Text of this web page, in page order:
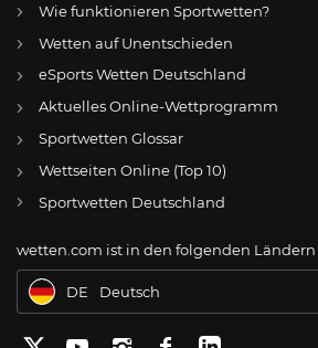
Wie funktionieren Sportwetten?
Wetten auf Unentschieden
eSports Wetten Deutschland
Aktuelles Online-Wettprogramm
Sportwetten Glossar
Wettseiten Online (Top 10)
Sportwetten Deutschland
wetten.com ist in den folgenden Ländern
AT Online Wetten Österreich
CH Online Glücksspiel Schweiz
Apostas Online no Brasil
DE
Deutsch